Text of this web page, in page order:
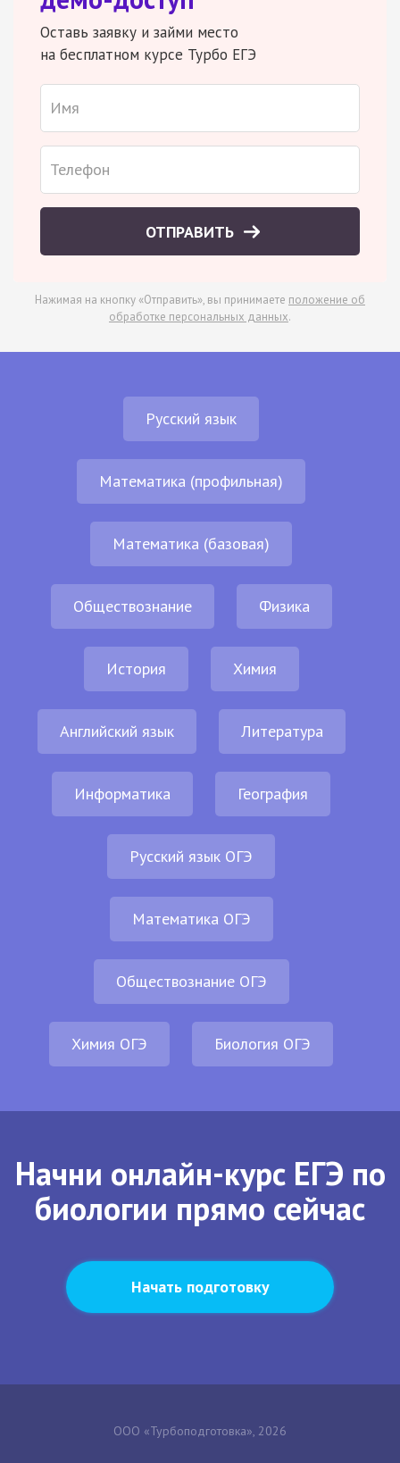
Оставь заявку и займи место
на бесплатном курсе Турбо ЕГЭ
ОТПРАВИТЬ
Нажимая на кнопку «Отправить», вы принимаете положение об
обработке персональных данных.
Русский язык
Математика (профильная)
Математика (базовая)
Обществознание Физика
История Химия
Английский язык Литература
Информатика География
Русский язык ОГЭ
Математика ОГЭ
Обществознание ОГЭ
Химия ОГЭ Биология ОГЭ
Начни онлайн-курс ЕГЭ по
биологии прямо сейчас
Начать подготовку
ООО «Турбоподготовка», 2026